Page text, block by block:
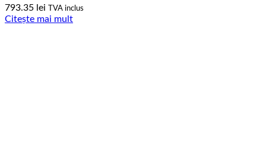
793.35 lei TVA inclus
Citește mai mult